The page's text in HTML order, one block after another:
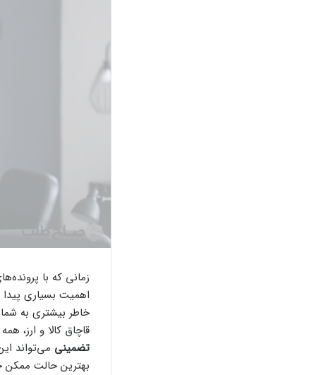
زمانی که با
اهمیت بسیاری
خاطر بیشتری به
قاچاق کالا و ارز،
تضمینی می‌تواند
بهترین حالت